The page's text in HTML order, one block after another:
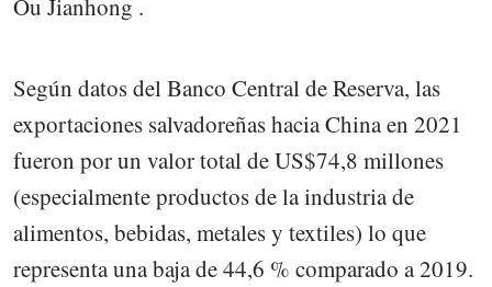
Ou Jianhong .
Según datos del Banco Central de Reserva, las
exportaciones salvadoreñas hacia China en 2021
fueron por un valor total de US$74,8 millones
(especialmente productos de la industria de
alimentos, bebidas, metales y textiles) lo que
representa una baja de 44,6 % comparado a 2019.